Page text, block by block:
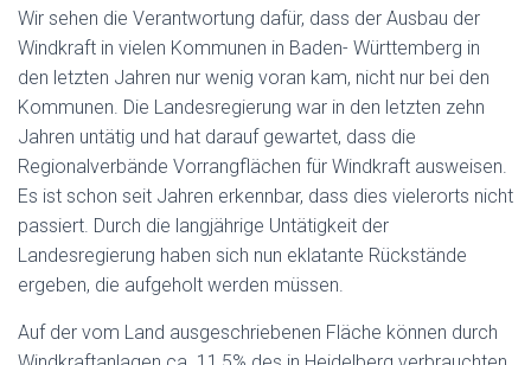
Wir sehen die Verantwortung dafür, dass der Ausbau der
Windkraft in vielen Kommunen in Baden- Württemberg in
den letzten Jahren nur wenig voran kam, nicht nur bei den
Kommunen. Die Landesregierung war in den letzten zehn
Jahren untätig und hat darauf gewartet, dass die
Regionalverbände Vorrangflächen für Windkraft ausweisen.
Es ist schon seit Jahren erkennbar, dass dies vielerorts nicht
passiert. Durch die langjährige Untätigkeit der
Landesregierung haben sich nun eklatante Rückstände
ergeben, die aufgeholt werden müssen.
Auf der vom Land ausgeschriebenen Fläche können durch